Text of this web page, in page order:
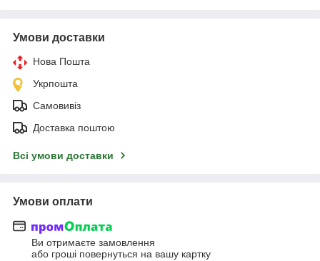
Умови доставки
Нова Пошта
Укрпошта
Самовивіз
Доставка поштою
Всі умови доставки
Умови оплати
Ви отримаєте замовлення
або гроші повернуться на вашу картку